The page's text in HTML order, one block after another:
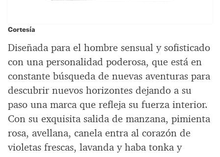
Cortesía
Diseñada para el hombre sensual y sofisticado
con una personalidad poderosa, que está en
constante búsqueda de nuevas aventuras para
descubrir nuevos horizontes dejando a su
paso una marca que refleja su fuerza interior.
Con su exquisita salida de manzana, pimienta
rosa, avellana, canela entra al corazón de
violetas frescas, lavanda y haba tonka y